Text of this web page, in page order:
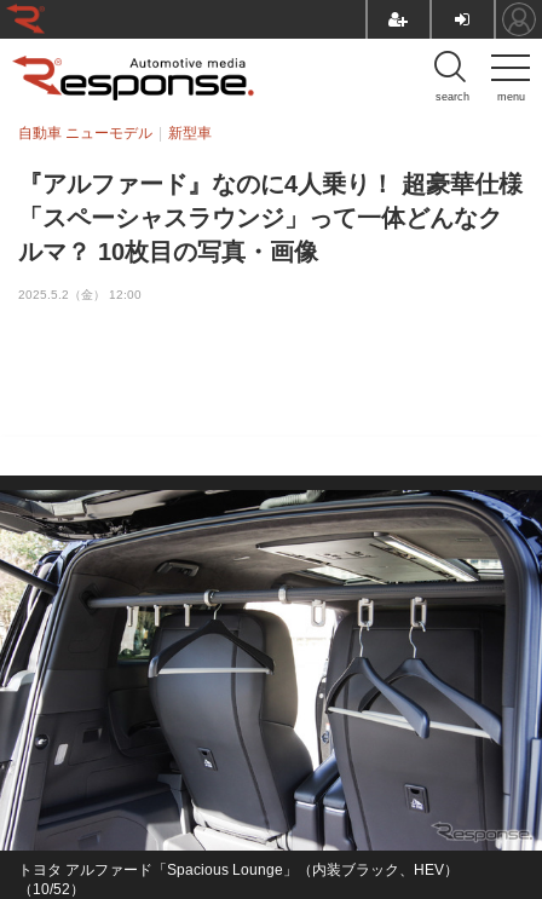
menu
search
『アルファード』なのに4人乗り！ 超豪華仕様
「スペーシャスラウンジ」って一体どんなク
ルマ？ 10枚目の写真・画像
自動車 ニューモデル 新型車
2025.5.2（金） 12:00
トヨタ アルファード「Spacious Lounge」（内装ブラック、HEV）
（10/52）